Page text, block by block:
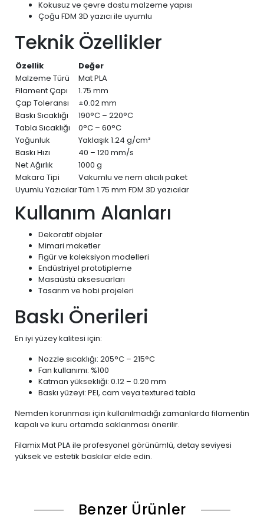
Kokusuz ve çevre dostu malzeme yapısı
Çoğu FDM 3D yazıcı ile uyumlu
Teknik Özellikler
Özellik
Değer
Malzeme Türü
Mat PLA
Filament Çapı
1.75 mm
Çap Toleransı
±0.02 mm
Baskı Sıcaklığı
190°C – 220°C
Tabla Sıcaklığı
0°C – 60°C
Yoğunluk
Yaklaşık 1.24 g/cm³
Baskı Hızı
40 – 120 mm/s
Net Ağırlık
1000 g
Makara Tipi
Vakumlu ve nem alıcılı paket
Uyumlu YazıcılarTüm 1.75 mm FDM 3D yazıcılar
Kullanım Alanları
Dekoratif objeler
Mimari maketler
Figür ve koleksiyon modelleri
Endüstriyel prototipleme
Masaüstü aksesuarları
Tasarım ve hobi projeleri
Baskı Önerileri
En iyi yüzey kalitesi için:
Nozzle sıcaklığı: 205°C – 215°C
Fan kullanımı: %100
Katman yüksekliği: 0.12 – 0.20 mm
Baskı yüzeyi: PEI, cam veya textured tabla
Nemden korunması için kullanılmadığı zamanlarda filamentin
kapalı ve kuru ortamda saklanması önerilir.
Filamix Mat PLA ile profesyonel görünümlü, detay seviyesi
yüksek ve estetik baskılar elde edin.
Benzer Ürünler